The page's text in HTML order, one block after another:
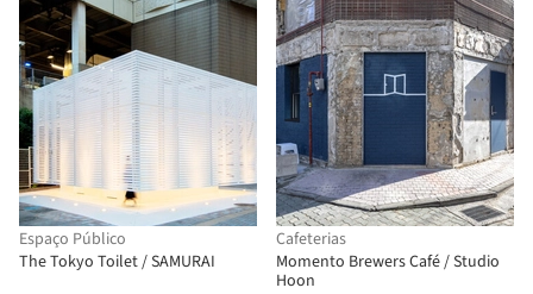
Espaço Público
The Tokyo Toilet / SAMURAI
Cafeterias
Momento Brewers Café / Studio
Hoon